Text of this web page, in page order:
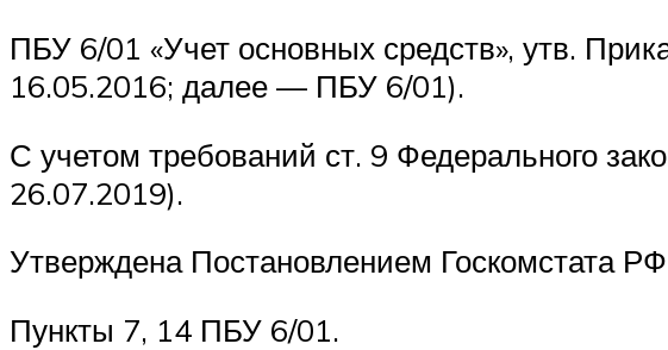
ПБУ 6/01 «Учет основных средств», утв.
16.05.2016; далее — ПБУ 6/01).
С учетом требований ст. 9 Федерального
26.07.2019).
Утверждена Постановлением Госкомстата
Пункты 7, 14 ПБУ 6/01.